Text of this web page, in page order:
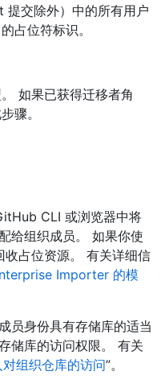
交除外）中的所有用户
占位符标识。
如果已获得迁移者角
骤。
CLI 或浏览器中将
给组织成员。 如果你使
占位资源。 有关详细信
Importer 的模
员身份具有存储库的适当
储库的访问权限。 有关
组织仓库的访问”。